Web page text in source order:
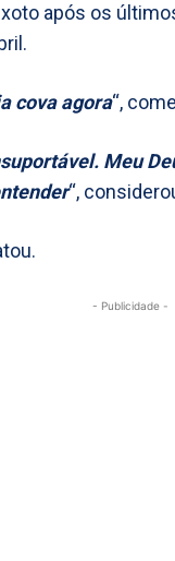
após os
cova agora“,
Meu
“,
- Publicidade -